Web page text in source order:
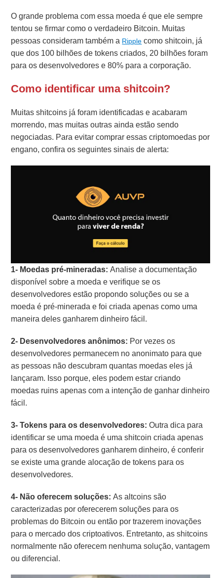
O grande problema com essa moeda é que ele sempre
tentou se firmar como o verdadeiro Bitcoin. Muitas
pessoas consideram também a Ripple como shitcoin, já
que dos 100 bilhões de tokens criados, 20 bilhões foram
para os desenvolvedores e 80% para a corporação.
Como identificar uma shitcoin?
Muitas shitcoins já foram identificadas e acabaram
morrendo, mas muitas outras ainda estão sendo
negociadas. Para evitar comprar essas criptomoedas por
engano, confira os seguintes sinais de alerta:
1- Moedas pré-mineradas: Analise a documentação
disponível sobre a moeda e verifique se os
desenvolvedores estão propondo soluções ou se a
moeda é pré-minerada e foi criada apenas como uma
maneira deles ganharem dinheiro fácil.
2- Desenvolvedores anônimos: Por vezes os
desenvolvedores permanecem no anonimato para que
as pessoas não descubram quantas moedas eles já
lançaram. Isso porque, eles podem estar criando
moedas ruins apenas com a intenção de ganhar dinheiro
fácil.
3- Tokens para os desenvolvedores: Outra dica para
identificar se uma moeda é uma shitcoin criada apenas
para os desenvolvedores ganharem dinheiro, é conferir
se existe uma grande alocação de tokens para os
desenvolvedores.
4- Não oferecem soluções: As altcoins são
caracterizadas por oferecerem soluções para os
problemas do Bitcoin ou então por trazerem inovações
para o mercado dos criptoativos. Entretanto, as shitcoins
normalmente não oferecem nenhuma solução, vantagem
ou diferencial.